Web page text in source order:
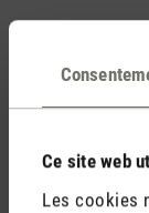
Ce site web
Les cookies
Aucun
d'autres